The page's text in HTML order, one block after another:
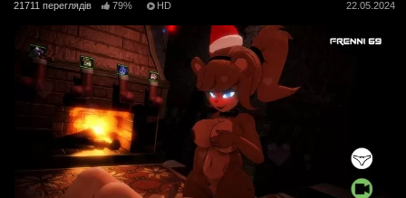
21711 переглядів 79% HD 22.05.2024